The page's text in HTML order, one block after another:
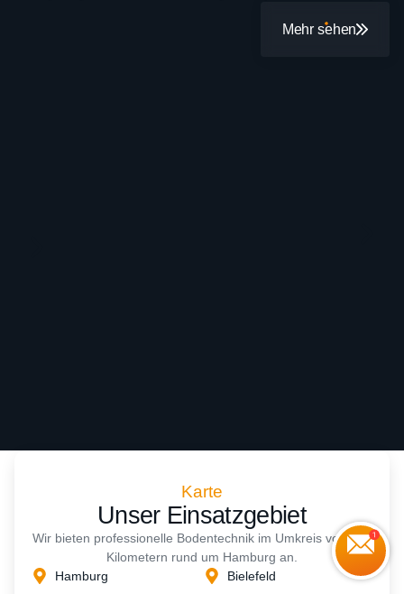
Mehr sehen
Karte
Unser Einsatzgebiet
Wir bieten professionelle Bodentechnik im Umkreis von 200
Kilometern rund um Hamburg an.
Hamburg
Bielefeld